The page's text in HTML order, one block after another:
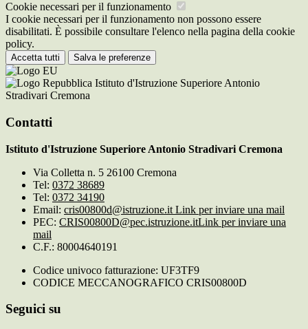
Cookie necessari per il funzionamento
I cookie necessari per il funzionamento non possono essere
disabilitati. È possibile consultare l'elenco nella pagina della cookie
policy.
Accetta tutti Salva le preferenze
Istituto d'Istruzione Superiore Antonio
Stradivari Cremona
Contatti
Istituto d'Istruzione Superiore Antonio Stradivari Cremona
Via Colletta n. 5 26100 Cremona
Tel: 0372 38689
Tel: 0372 34190
Email: cris00800d@istruzione.it Link per inviare una mail
PEC: CRIS00800D@pec.istruzione.itLink per inviare una
mail
C.F.: 80004640191
Codice univoco fatturazione: UF3TF9
CODICE MECCANOGRAFICO CRIS00800D
Seguici su